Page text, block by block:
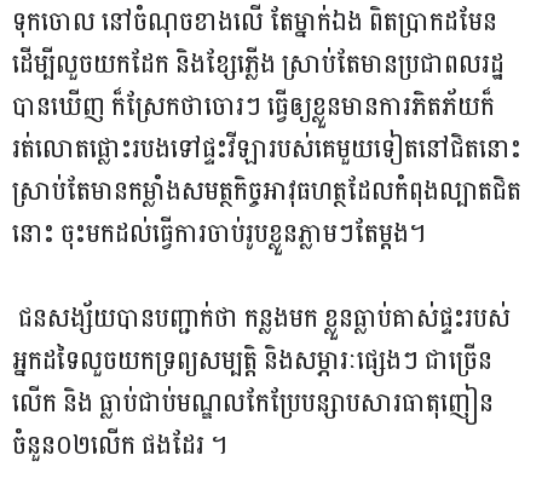
ទុកចោល នៅចំណុចខាងលើ តែម្នាក់ឯង ពិតប្រាកដមែន
ដើម្បីលួចយកដែក និងខ្សែភ្លើង ស្រាប់តែមានប្រជាពលរដ្ឋ
បានឃើញ ក៏ស្រែកថាចោរៗ ធ្វើឲ្យខ្លួនមានការភិតភ័យក៏
រត់លោតផ្លោះរបងទៅផ្ទះវីឡារបស់គេមួយទៀតនៅជិតនោះ
ស្រាប់តែមានកម្លាំងសមត្ថកិច្ចអាវុធហត្ថដែលកំពុងល្បាតជិត
នោះ ចុះមកដល់ធ្វើការចាប់រូបខ្លួនភ្លាមៗតែម្តង។
ជនសង្ស័យបានបញ្ជាក់ថា កន្លងមក ខ្លួនធ្លាប់គាស់ផ្ទះរបស់
អ្នកដទៃលួចយកទ្រព្យសម្បត្តិ និងសម្ភារៈផ្សេងៗ ជាច្រើន
លើក និង ធ្លាប់ជាប់មណ្ឌលកែប្រែបន្សាបសារធាតុញៀន
ចំនួន០២លើក ផងដែរ ។